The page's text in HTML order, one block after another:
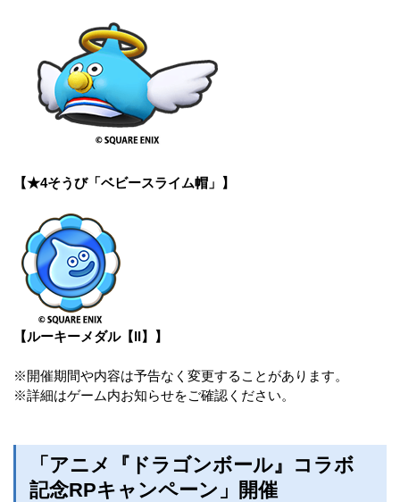
【★4そうび「ベビースライム帽」】
【ルーキーメダル【II】】
※開催期間や内容は予告なく変更することがあります。
※詳細はゲーム内お知らせをご確認ください。
「アニメ『ドラゴンボール』コラボ
記念RPキャンペーン」開催